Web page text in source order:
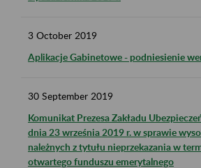
3 October 2019
Aplikacje Gabinetowe - podniesienie
30 September 2019
Komunikat Prezesa Zakładu
dnia 23 września 2019 r. w sprawie
należnych z tytułu nieprzekazania w
otwartego funduszu emerytalnego